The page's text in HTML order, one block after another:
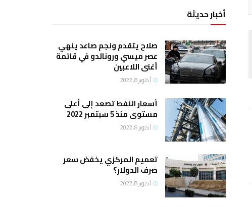
أخبار حديثة
صلاح يتقدم ونجم صاعد ينهي
عصر ميسي ورونالدو في قائمة
أغنى اللاعبين
أكتوبر 8, 2022
أسعار النفط تصعد إلى أعلى
مستوى منذ 5 سبتمبر 2022
أكتوبر 8, 2022
تعميم المركزي يخفض سعر
صرف الدولار؟
أكتوبر 8, 2022